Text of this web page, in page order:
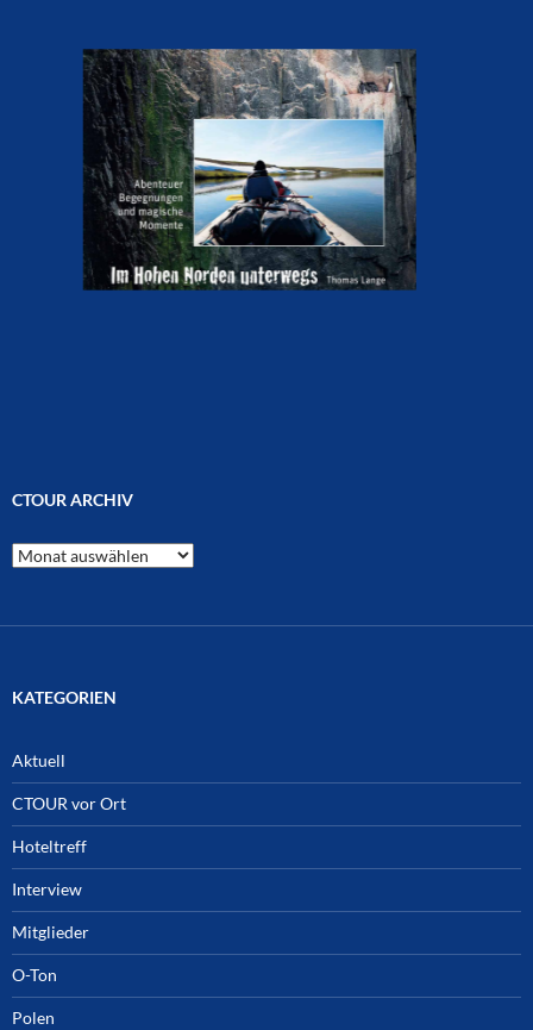
CTOUR ARCHIV
CTOUR
Archiv
KATEGORIEN
Aktuell
CTOUR vor Ort
Hoteltreff
Interview
Mitglieder
O-Ton
Polen